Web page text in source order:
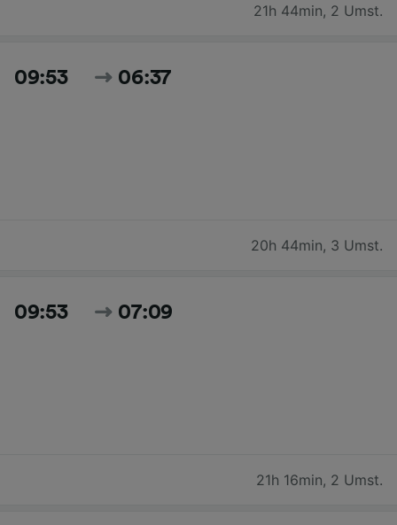
21h 44min, 2 Umst.
09:53 06:37
20h 44min, 3 Umst.
09:53 07:09
21h 16min, 2 Umst.